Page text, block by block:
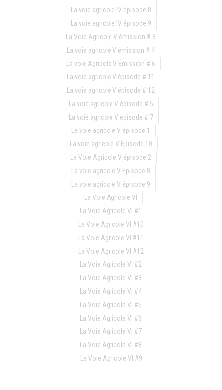
La voie agricole IV épisode 8
La voie agricole IV épisode 9
La Voie Agricole V émission # 3
La voie agricole V émission # 4
La voie Agricole V Émission # 6
La voie agricole V épisode # 11
La voie agricole V épisode # 12
La voie agricole V épisode # 5
La voie agricole V épisode # 7
La voie agricole V épisode 1
La voie agricole V Épisode 10
La Voie Agricole V épisode 2
La voie agricole V Episode 8
La voie agricole V épisode 9
La Voie Agricole VI
La Voie Agricole VI #1
La Voie Agricole VI #10
La Voie Agricole VI #11
La Voie Agricole VI #12
La Voie Agricole VI #2
La Voie Agricole VI #3
La Voie Agricole VI #4
La Voie Agricole VI #5
La Voie Agricole VI #6
La Voie Agricole VI #7
La Voie Agricole VI #8
La Voie Agricole VI #9